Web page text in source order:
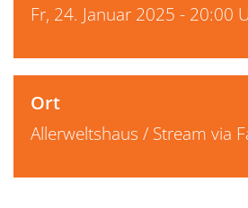
Fr, 24. Januar 2025 - 20:00
Ort
Allerweltshaus / Stream via